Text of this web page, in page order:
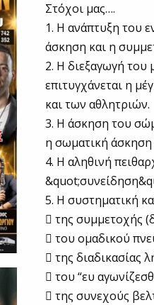
Στόχοι μας….
1. Η ανάπτυξη του
άσκηση και η
2. Η διεξαγωγή του
επιτυγχάνεται η
και των αθλητριών.
3. Η άσκηση του
η σωματική άσκηση
4. Η αληθινή
5. Η συστηματική
 της συμμετοχής
 του ομαδικού
 της διαδικασίας
 του “ευ
 της συνεχούς